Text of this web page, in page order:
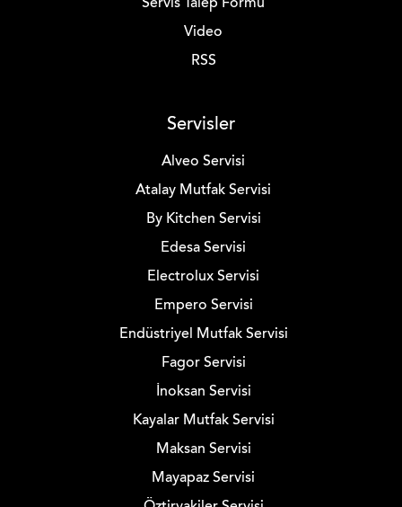
Servis Talep Formu
Video
RSS
Servisler
Alveo Servisi
Atalay Mutfak Servisi
By Kitchen Servisi
Edesa Servisi
Electrolux Servisi
Empero Servisi
Endüstriyel Mutfak Servisi
Fagor Servisi
İnoksan Servisi
Kayalar Mutfak Servisi
Maksan Servisi
Mayapaz Servisi